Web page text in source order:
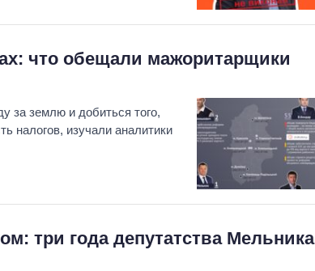
что обещали мажоритарщики
за землю и добиться того,
налогов, изучали аналитики
три года депутатства Мельника